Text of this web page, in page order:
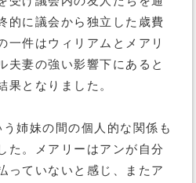
的に議会から独立した歳費
一件はウィリアムとメアリ
夫妻の強い影響下にあると
果となりました。
姉妹の間の個人的な関係も
た。メアリーはアンが自分
っていないと感じ、またア